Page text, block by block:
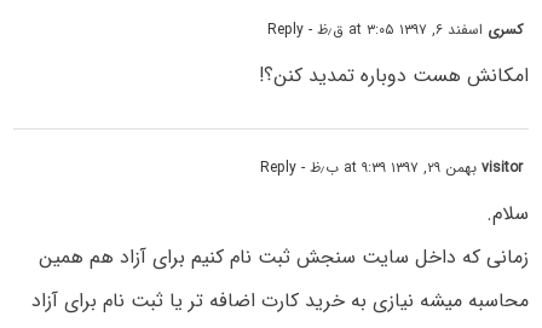
کسری اسفند ۶, ۱۳۹۷ at ۳:۰۵ ق٫ظ - Reply
امکانش هست دوباره تمدید کنن؟!
visitorبهمن ۲۹, ۱۳۹۷ at ۹:۳۹ ب٫ظ - Reply
سلام.
زمانی که داخل سایت سنجش ثبت نام کنیم برای آزاد هم همین
محاسبه میشه نیازی به خرید کارت اضافه تر یا ثبت نام برای آزاد